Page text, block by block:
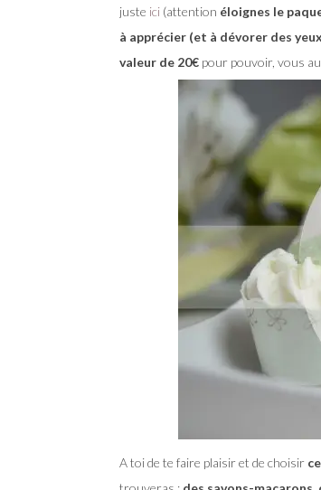
juste ici (attention éloignes le
à apprécier (et à dévorer des
valeur de 20€ pour pouvoir, vous
A toi de te faire plaisir et de choisir